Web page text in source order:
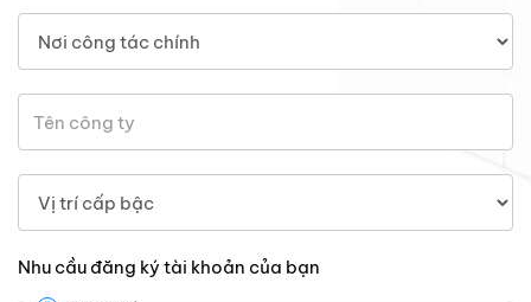
Nhu cầu đăng ký tài khoản của bạn